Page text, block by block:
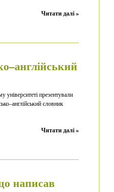
Читати далі »
презентували
словник
Читати далі »
написав